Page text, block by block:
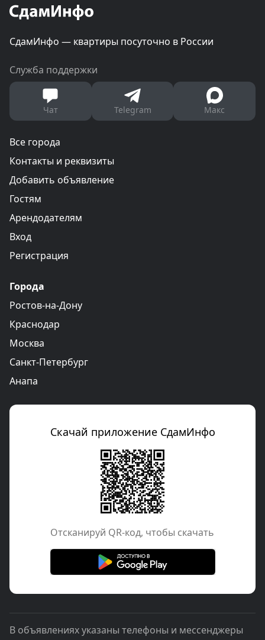
СдамИнфо — квартиры посуточно в России
Служба поддержки
Чат Telegram Макс
Все города
Контакты и реквизиты
Добавить объявление
Гостям
Арендодателям
Вход
Регистрация
Города
Ростов-на-Дону
Краснодар
Москва
Санкт-Петербург
Анапа
Скачай приложение СдамИнфо
Отcканируй QR-код, чтобы скачать
В объявлениях указаны телефоны и мессенджеры